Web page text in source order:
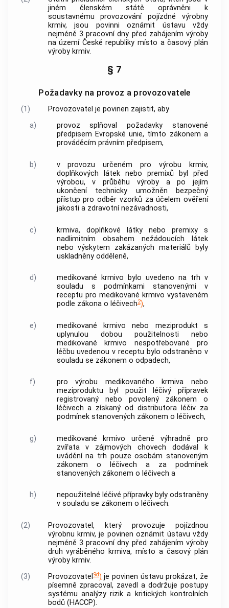
jiném členském státě oprávněni k
soustavnému provozování pojízdné výrobny
krmiv, jsou povinni oznámit ústavu vždy
nejméně 3 pracovní dny před zahájením výroby
na území České republiky místo a časový plán
výroby krmiv.
§ 7
Požadavky na provoz a provozovatele
(1)
Provozovatel je povinen zajistit, aby
a)
provoz splňoval požadavky stanovené
předpisem Evropské unie, tímto zákonem a
prováděcím právním předpisem,
b) v provozu určeném pro výrobu krmiv,
doplňkových látek nebo premixů byl před
výrobou, v průběhu výroby a po jejím
ukončení technicky umožněn bezpečný
přístup pro odběr vzorků za účelem ověření
jakosti a zdravotní nezávadnosti,
c)
krmiva, doplňkové látky nebo premixy s
nadlimitním obsahem nežádoucích látek
nebo výskytem zakázaných materiálů byly
uskladněny odděleně,
d)
medikované krmivo bylo uvedeno na trh v
souladu s podmínkami stanovenými v
receptu pro medikované krmivo vystaveném
podle zákona o léčivech2),
e)
medikované krmivo nebo meziprodukt s
uplynulou dobou použitelnosti nebo
medikované krmivo nespotřebované pro
léčbu uvedenou v receptu bylo odstraněno v
souladu se zákonem o odpadech,
f)
pro výrobu medikovaného krmiva nebo
meziproduktu byl použit léčivý přípravek
registrovaný nebo povolený zákonem o
léčivech a získaný oddistributora léčiv za
podmínek stanovených zákonem o léčivech,
g)
medikované krmivo určené výhradně pro
zvířata v zájmových chovech dodával k
uvádění na trh pouze osobám stanoveným
zákonem o léčivech a za podmínek
stanovených zákonem o léčivech a
h)
nepoužitelné léčivé přípravky byly odstraněny
v souladu se zákonem o léčivech.
(2)
Provozovatel, který provozuje pojízdnou
výrobnu krmiv, je povinen oznámit ústavu vždy
nejméně 3 pracovní dny před zahájením výroby
druh vyráběného krmiva, místo a časový plán
výroby krmiv.
(3)
Provozovatel9d) je povinen ústavu prokázat, že
písemně zpracoval, zavedl a dodržuje postupy
systému analýzy rizik a kritických kontrolních
bodů (HACCP).